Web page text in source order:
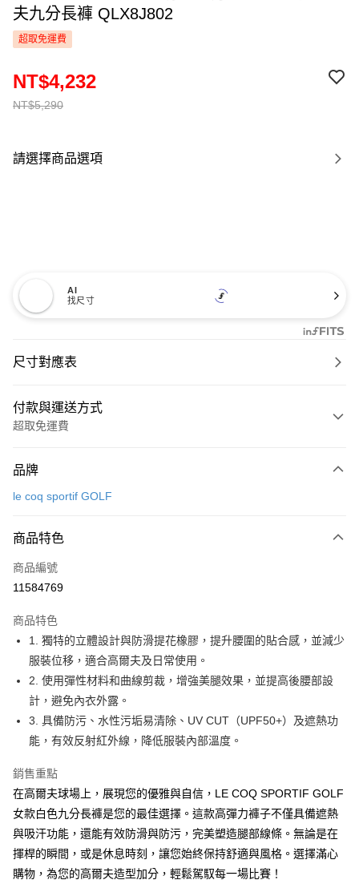
夫九分長褲 QLX8J802
超取免運費
NT$5,290
NT$4,232
請選擇商品選項
AI
找尺寸
尺寸對應表
付款與運送方式
超取免運費
信用卡一次付款
LINE Pay
Apple Pay
悠遊付
大哥付你分期
相關說明
【大哥付你分期使用說明】
1.本服務由台灣大哥大提供，台灣大哥大用戶可立即使用無須另外申請。
2.付款方式選擇「大哥付你分期」，訂單成立後會自動跳轉到大哥付的交易
流程，驗證手機門號後，選擇欲分期的期數、繳款截止日，確認付款後即完
3.實際核准額度、可分期數及費用金額請依後續交易確認頁面所載為準。
4.訂單成立30分鐘內，如未前往確認交易或遇審核未通過，訂單將自動取
消。如遇「轉專審核」未通過狀況，表示未達大哥付你分期系統評分，恕無
法說明評估內容。
1.分期款項不併入電信帳單，「大哥付你分期」於每月結算日後寄送繳費提
醒簡訊。
2.透過簡訊連結打開帳單後，可選擇「超商條碼／台灣大直營門市／銀行轉
帳／街口支付／iPASS MONEY」等通路繳費。
AFTEE先享後付
相關說明
【關於「AFTEE先享後付」】
便利好安心！
１．簡單：不需註冊會員、不需綁卡、不需儲值。
２．便利：只要手機號碼，簡訊認證，即可結帳。
３．安心：先確認商品／服務後，再付款。
【「AFTEE先享後付」結帳流程】
１．於結帳方式選擇「AFTEE先享後付」後，將跳轉至「AFTEE先享後付」
結帳頁面，進行簡訊認證並確認金額後，即可完成結帳。
運送方式
全家取貨付款
付款後全家取貨
品牌
le coq sportif GOLF
商品特色
商品編號
11584769
商品特色
1. 獨特的立體設計與防滑提花橡膠，提升腰圍的貼合感，並減少
服裝位移，適合高爾夫及日常使用。
2. 使用彈性材料和曲線剪裁，增強美腿效果，並提高後腰部設
計，避免內衣外露。
3. 具備防污、水性污垢易清除、UV CUT（UPF50+）及遮熱功
能，有效反射紅外線，降低服裝內部溫度。
銷售重點
在高爾夫球場上，展現您的優雅與自信，LE COQ SPORTIF GOLF
女款白色九分長褲是您的最佳選擇。這款高彈力褲子不僅具備遮熱
與吸汗功能，還能有效防滑與防污，完美塑造腿部線條。無論是在
揮桿的瞬間，或是休息時刻，讓您始終保持舒適與風格。選擇滿心
購物，為您的高爾夫造型加分，輕鬆駕馭每一場比賽！